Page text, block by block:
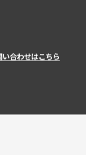
合わせはこちら